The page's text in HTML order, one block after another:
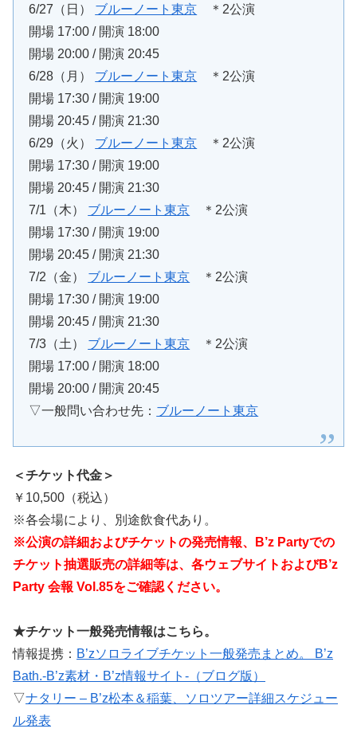
6/27（日） ブルーノート東京 ＊2公演
開場 17:00 / 開演 18:00
開場 20:00 / 開演 20:45
6/28（月） ブルーノート東京 ＊2公演
開場 17:30 / 開演 19:00
開場 20:45 / 開演 21:30
6/29（火） ブルーノート東京 ＊2公演
開場 17:30 / 開演 19:00
開場 20:45 / 開演 21:30
7/1（木） ブルーノート東京 ＊2公演
開場 17:30 / 開演 19:00
開場 20:45 / 開演 21:30
7/2（金） ブルーノート東京 ＊2公演
開場 17:30 / 開演 19:00
開場 20:45 / 開演 21:30
7/3（土） ブルーノート東京 ＊2公演
開場 17:00 / 開演 18:00
開場 20:00 / 開演 20:45
▽一般問い合わせ先： ブルーノート東京
＜チケット代金＞
￥10,500（税込）
※各会場により、別途飲食代あり。
※公演の詳細およびチケットの発売情報、B’z Partyでの
チケット抽選販売の詳細等は、各ウェブサイトおよびB’z
Party 会報 Vol.85をご確認ください。
★チケット一般発売情報はこちら。
情報提携： B’zソロライブチケット一般発売まとめ。 B’z
Bath.-B’z素材・B’z情報サイト-（ブログ版）
▽ナタリー – B’z松本＆稲葉、ソロツアー詳細スケジュー
ル発表